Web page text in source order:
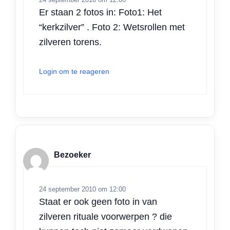
Er staan 2 fotos in: Foto1: Het
“kerkzilver” . Foto 2: Wetsrollen met
zilveren torens.
Login om te reageren
Bezoeker
24 september 2010 om 12:00
Staat er ook geen foto in van
zilveren rituale voorwerpen ? die